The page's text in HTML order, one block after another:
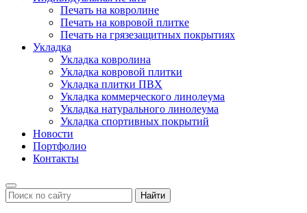
Печать на ковролине
Печать на ковровой плитке
Печать на грязезащитных покрытиях
Укладка
Укладка ковролина
Укладка ковровой плитки
Укладка плитки ПВХ
Укладка коммерческого линолеума
Укладка натурального линолеума
Укладка спортивных покрытий
Новости
Портфолио
Контакты
Найти